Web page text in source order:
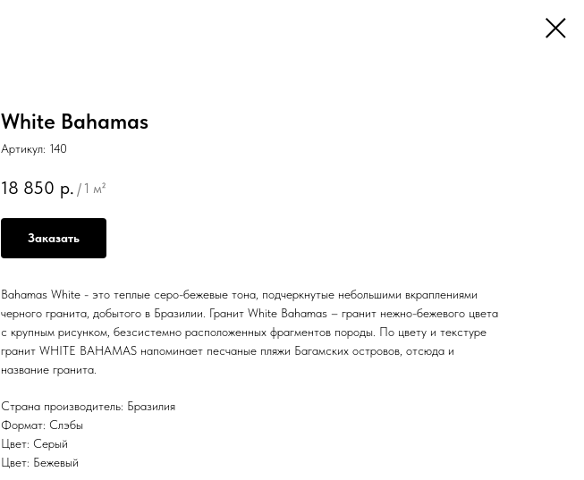
White Bahamas
Артикул: 140
18 850 р. / 1 м²
Заказать
Bahamas White - это теплые серо-бежевые тона, подчеркнутые небольшими вкраплениями
черного гранита, добытого в Бразилии. Гранит White Bahamas – гранит нежно-бежевого цвета
с крупным рисунком, безсистемно расположенных фрагментов породы. По цвету и текстуре
гранит WHITE BAHAMAS напоминает песчаные пляжи Багамских островов, отсюда и
название гранита.
Страна производитель: Бразилия
Формат: Слэбы
Цвет: Серый
Цвет: Бежевый